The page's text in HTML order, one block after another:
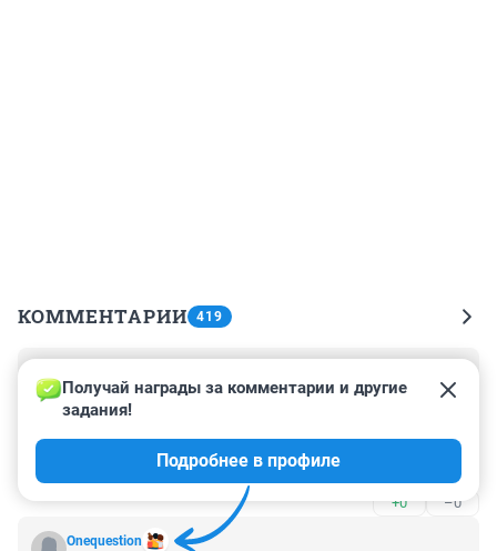
КОММЕНТАРИИ 419
27 мая 2020, 22:19
Мне одно не понятно, пл.Ленина - центр города, где в
этот момент находилась доблестная полиция, и мало
того, люди, живущие в этом диапазоне, звонили и
жаловались, дык почему не предприняли мер?! То
есть народ виновен, а стражи порядка, которые были
вовсе не на страже, к ним нет вопросов?
+0 –0
Onequestion
Получай награды за комментарии и другие
задания!
Подробнее в профиле